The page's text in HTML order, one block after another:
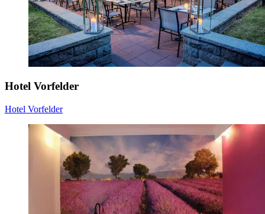
Hotel Vorfelder
Hotel Vorfelder